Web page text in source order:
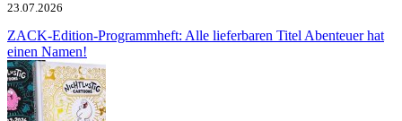
23.07.2026
ZACK-Edition-Programmheft: Alle lieferbaren Titel Abenteuer hat
einen Namen!